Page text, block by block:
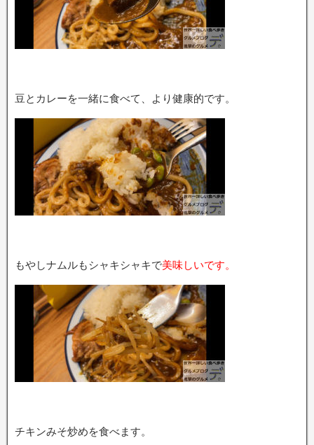
豆とカレーを一緒に食べて、より健康的です。
もやしナムルもシャキシャキで美味しいです。
チキンみそ炒めを食べます。